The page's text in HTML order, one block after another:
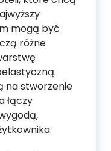
mogą być
różne
na stworzenie
łączy